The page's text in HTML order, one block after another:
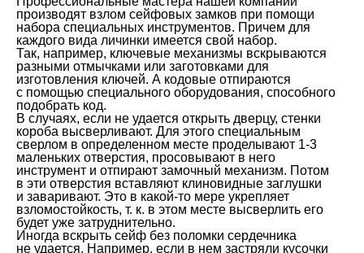
производят взлом сейфовых замков при помощи
набора специальных инструментов. Причем для
каждого вида личинки имеется свой набор.
Так, например, ключевые механизмы вскрываются
разными отмычками или заготовками для
изготовления ключей. А кодовые отпираются
с помощью специального оборудования, способного
подобрать код.
В случаях, если не удается открыть дверцу, стенки
короба высверливают. Для этого специальным
сверлом в определенном месте проделывают 1-3
маленьких отверстия, просовывают в него
инструмент и отпирают замочный механизм. Потом
в эти отверстия вставляют клиновидные заглушки
и заваривают. Это в какой-то мере укрепляет
взломостойкость, т. к. в этом месте высверлить его
будет уже затруднительно.
Иногда вскрыть сейф без поломки сердечника
не удается. Например, если в нем застряли кусочки